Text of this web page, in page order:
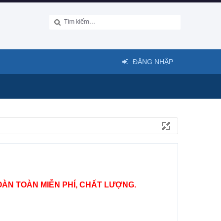
TOÀN MIỄN PHÍ, CHẤT LƯỢNG.
ĐĂNG NHẬP